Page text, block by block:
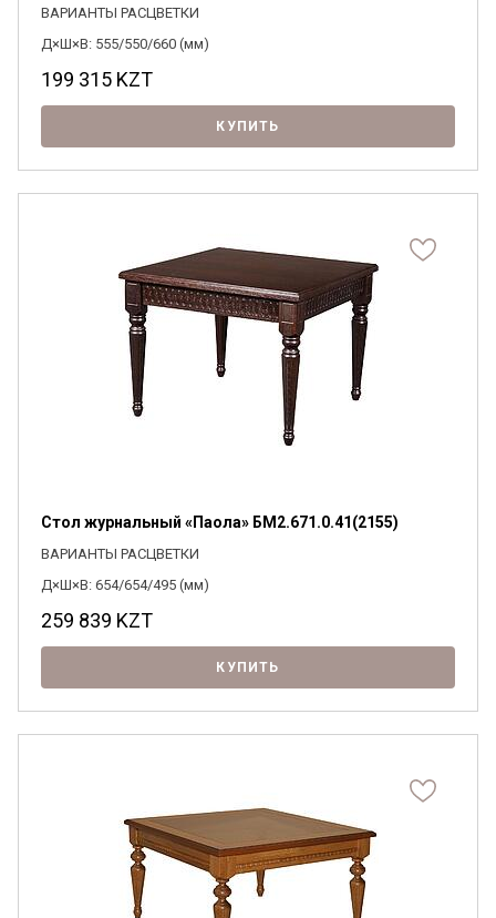
ВАРИАНТЫ РАСЦВЕТКИ
Д×Ш×В: 555/550/660 (мм)
199 315 KZT
КУПИТЬ
Стол журнальный «Паола» БМ2.671.0.41(2155)
ВАРИАНТЫ РАСЦВЕТКИ
Д×Ш×В: 654/654/495 (мм)
259 839 KZT
КУПИТЬ